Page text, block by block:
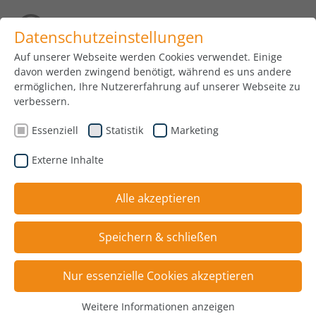
08.07.2024
Datenschutzeinstellungen
Auf unserer Webseite werden Cookies verwendet. Einige
davon werden zwingend benötigt, während es uns andere
ermöglichen, Ihre Nutzererfahrung auf unserer Webseite zu
verbessern.
Essenziell Statistik Marketing
Externe Inhalte
Alle akzeptieren
Speichern & schließen
Nur essenzielle Cookies akzeptieren
Weitere Informationen anzeigen